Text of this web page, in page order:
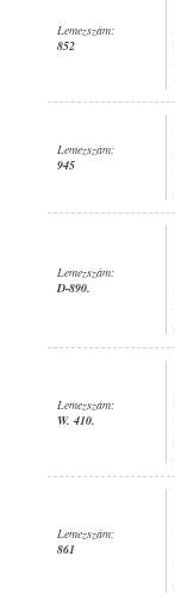
Lemezszám:
852
Lemezszám:
945
Lemezszám:
D-890.
Lemezszám:
W. 410.
Lemezszám:
861